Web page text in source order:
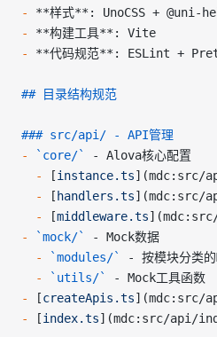
-
**样式** : UnoCSS + @uni-
-
**构建工具** : Vite
-
**代码规范** : ESLint +
## 目录结构规范
### src/api/ - API管理
-
`core/`
- Alova核心配置
  -
[instance.ts](mdc:src/
  -
[ handlers.ts](mdc:src/
  -
[middleware.ts](
-
`mock/`
- Mock数据
  -
`modules/`
- 按模块分类的
  -
`utils/`
- Mock工具函数
-
[createApis.ts](mdc:src/
-
[index.ts](mdc:src/api/